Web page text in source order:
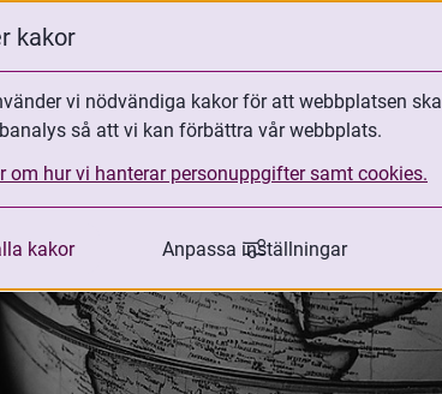
kakor
vi nödvändiga kakor för att webbplatsen
så att vi kan förbättra vår webbplats.
om hur vi hanterar personuppgifter samt cookies.
kakor Anpassa inställningar